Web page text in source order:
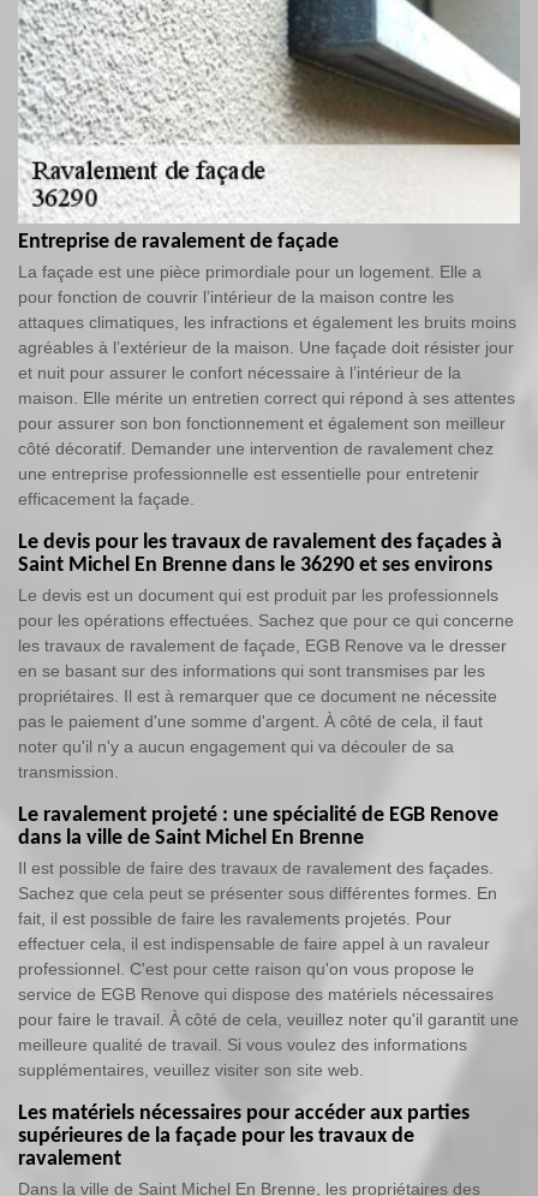
Entreprise de ravalement de façade
La façade est une pièce primordiale pour un logement. Elle a
pour fonction de couvrir l’intérieur de la maison contre les
attaques climatiques, les infractions et également les bruits moins
agréables à l’extérieur de la maison. Une façade doit résister jour
et nuit pour assurer le confort nécessaire à l’intérieur de la
maison. Elle mérite un entretien correct qui répond à ses attentes
pour assurer son bon fonctionnement et également son meilleur
côté décoratif. Demander une intervention de ravalement chez
une entreprise professionnelle est essentielle pour entretenir
efficacement la façade.
Le devis pour les travaux de ravalement des façades à
Saint Michel En Brenne dans le 36290 et ses environs
Le devis est un document qui est produit par les professionnels
pour les opérations effectuées. Sachez que pour ce qui concerne
les travaux de ravalement de façade, EGB Renove va le dresser
en se basant sur des informations qui sont transmises par les
propriétaires. Il est à remarquer que ce document ne nécessite
pas le paiement d'une somme d'argent. À côté de cela, il faut
noter qu'il n'y a aucun engagement qui va découler de sa
transmission.
Le ravalement projeté : une spécialité de EGB Renove
dans la ville de Saint Michel En Brenne
Il est possible de faire des travaux de ravalement des façades.
Sachez que cela peut se présenter sous différentes formes. En
fait, il est possible de faire les ravalements projetés. Pour
effectuer cela, il est indispensable de faire appel à un ravaleur
professionnel. C'est pour cette raison qu'on vous propose le
service de EGB Renove qui dispose des matériels nécessaires
pour faire le travail. À côté de cela, veuillez noter qu'il garantit une
meilleure qualité de travail. Si vous voulez des informations
supplémentaires, veuillez visiter son site web.
Les matériels nécessaires pour accéder aux parties
supérieures de la façade pour les travaux de
ravalement
Dans la ville de Saint Michel En Brenne, les propriétaires des